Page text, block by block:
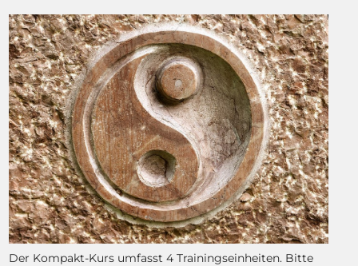
Der Kompakt-Kurs umfasst 4 Trainingseinheiten. Bitte